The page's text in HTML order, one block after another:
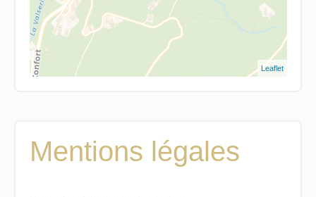
Leaflet
Mentions légales